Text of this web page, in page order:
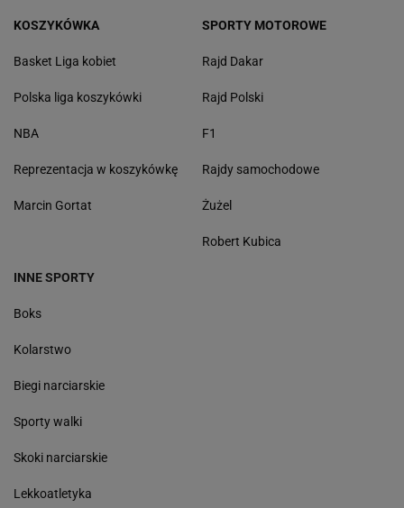
KOSZYKÓWKA
Basket Liga kobiet
Polska liga koszykówki
NBA
Reprezentacja w koszykówkę
Marcin Gortat
SPORTY MOTOROWE
Rajd Dakar
Rajd Polski
F1
Rajdy samochodowe
Żużel
Robert Kubica
INNE SPORTY
Boks
Kolarstwo
Biegi narciarskie
Sporty walki
Skoki narciarskie
Lekkoatletyka